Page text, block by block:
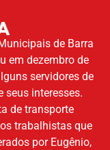
de Barra
em dezembro de
servidores de
seus interesses.
de transporte
trabalhistas que
por Eugênio,